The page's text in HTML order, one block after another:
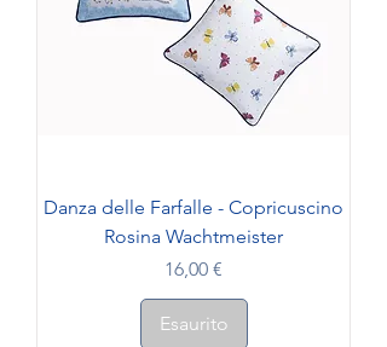
Danza delle Farfalle - Copricuscino
Rosina Wachtmeister
Prezzo
16,00 €
Esaurito